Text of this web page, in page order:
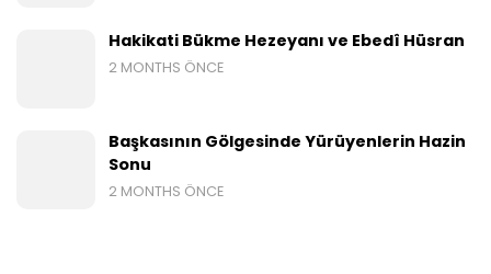
Hakikati Bükme Hezeyanı ve Ebedî Hüsran
2 MONTHS ÖNCE
Başkasının Gölgesinde Yürüyenlerin Hazin
Sonu
2 MONTHS ÖNCE